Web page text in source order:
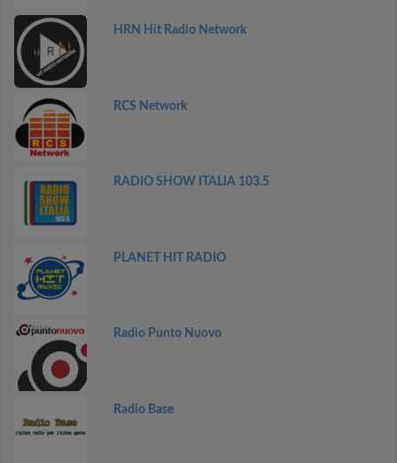
HRN Hit Radio Network
RCS Network
RADIO SHOW ITALIA 103.5
PLANET HIT RADIO
Radio Punto Nuovo
Radio Base